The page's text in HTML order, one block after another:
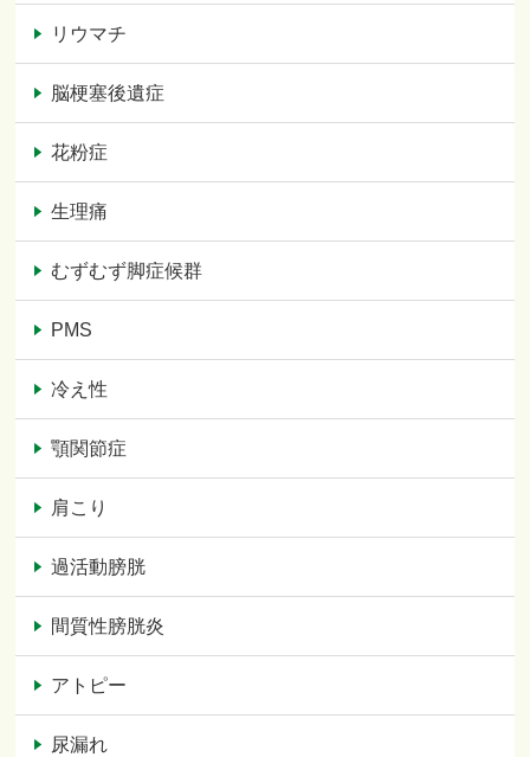
リウマチ
脳梗塞後遺症
花粉症
生理痛
むずむず脚症候群
PMS
冷え性
顎関節症
肩こり
過活動膀胱
間質性膀胱炎
アトピー
尿漏れ